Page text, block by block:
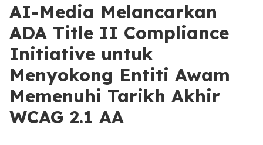
AI-Media Melancarkan
ADA Title II Compliance
Initiative untuk
Menyokong Entiti Awam
Memenuhi Tarikh Akhir
WCAG 2.1 AA